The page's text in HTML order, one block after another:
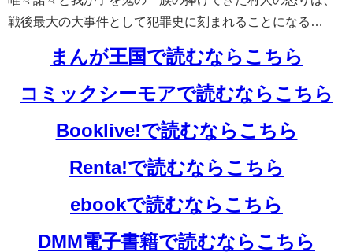
戦後最大の大事件として犯罪史に刻まれることになる…
まんが王国で読むならこちら
コミックシーモアで読むならこちら
Booklive!で読むならこちら
Renta!で読むならこちら
ebookで読むならこちら
DMM電子書籍で読むならこちら